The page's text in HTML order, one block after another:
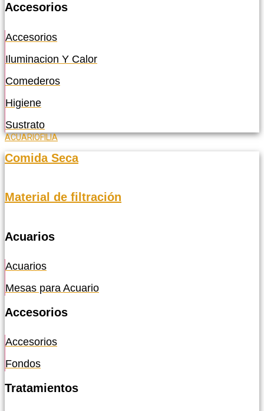
Accesorios
Accesorios
Iluminacion Y Calor
Comederos
Higiene
Sustrato
ACUARIOFILIA
Comida Seca
Material de filtración
Acuarios
Acuarios
Mesas para Acuario
Accesorios
Accesorios
Fondos
Tratamientos